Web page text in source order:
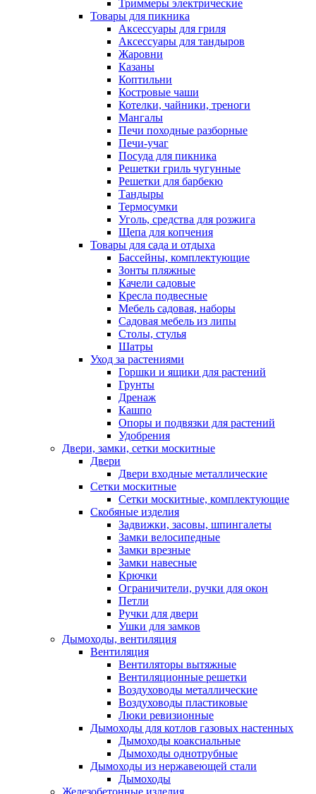
Триммеры электрические
Товары для пикника
Аксессуары для гриля
Аксессуары для тандыров
Жаровни
Казаны
Коптильни
Костровые чаши
Котелки, чайники, треноги
Мангалы
Печи походные разборные
Печи-учаг
Посуда для пикника
Решетки гриль чугунные
Решетки для барбекю
Тандыры
Термосумки
Уголь, средства для розжига
Щепа для копчения
Товары для сада и отдыха
Бассейны, комплектующие
Зонты пляжные
Качели садовые
Кресла подвесные
Мебель садовая, наборы
Садовая мебель из липы
Столы, стулья
Шатры
Уход за растениями
Горшки и ящики для растений
Грунты
Дренаж
Кашпо
Опоры и подвязки для растений
Удобрения
Двери, замки, сетки москитные
Двери
Двери входные металлические
Сетки москитные
Сетки москитные, комплектующие
Скобяные изделия
Задвижки, засовы, шпингалеты
Замки велосипедные
Замки врезные
Замки навесные
Крючки
Ограничители, ручки для окон
Петли
Ручки для двери
Ушки для замков
Дымоходы, вентиляция
Вентиляция
Вентиляторы вытяжные
Вентиляционные решетки
Воздуховоды металлические
Воздуховоды пластиковые
Люки ревизионные
Дымоходы для котлов газовых настенных
Дымоходы коаксиальные
Дымоходы однотрубные
Дымоходы из нержавеющей стали
Дымоходы
Железобетонные изделия